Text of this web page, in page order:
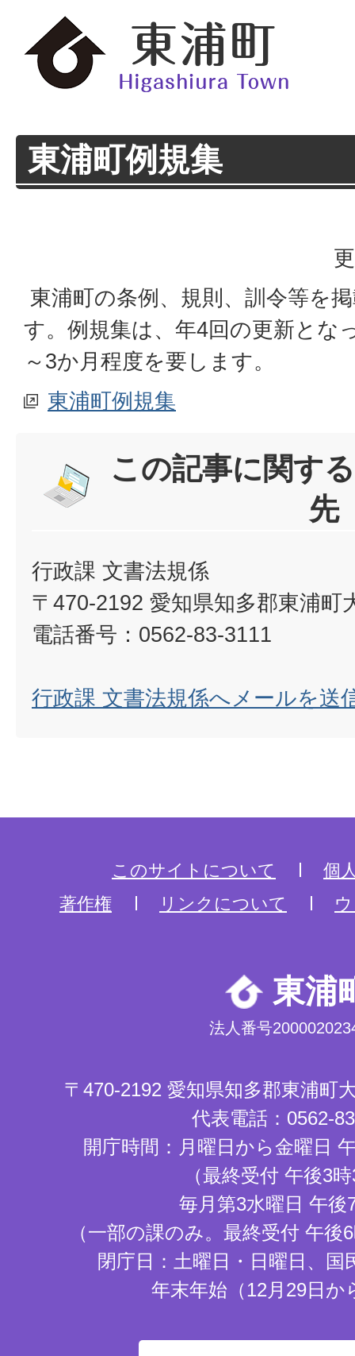
東浦町例規集
東浦町の条例、規則、訓令等を
す。例規集は、年4回の更新とな
～3か月程度を要します。
東浦町例規集
この記事に関す
先
行政課 文書法規係
〒470-2192 愛知県知多郡東浦町
電話番号：0562-83-3111
行政課 文書法規係へメールを送
このサイトについて
個
著作権
リンクについて
東浦
法人番号
〒470-2192 愛知県知多郡東浦町
代表電話：0562-
開庁時間：月曜日から金曜日
（最終受付 午後3
毎月第3水曜日 午後
（一部の課のみ。最終受付 午
閉庁日：土曜日・日曜日、国
年末年始（12月29日か